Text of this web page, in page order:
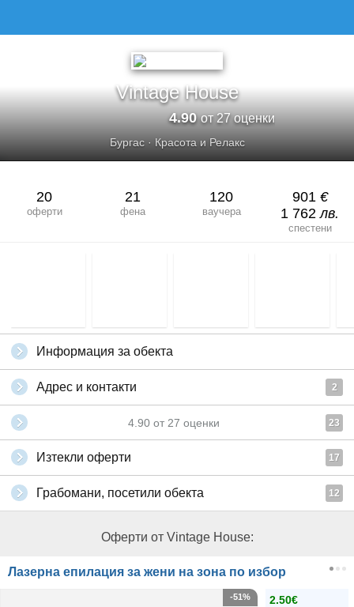
Vintage House
4.90от 27 оценки
Бургас· Красота и Релакс
20
оферти
21
фена
120
ваучера
901 €
1 762лв.
спестени
Информация за обекта
Адрес и контакти 2
4.90 от 27 оценки 23
Изтекли оферти 17
Грабомани, посетили обекта 12
Оферти от Vintage House:
Лазерна епилация за жени на зона по избор
2.50€
-51%